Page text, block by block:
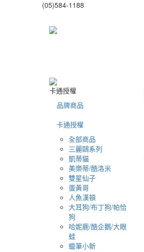
(05)584-1188
卡通授權
品牌商品
卡通授權
全部商品
三麗鷗系列
凱蒂貓
美樂蒂/酷洛米
雙星仙子
蛋黃哥
人魚漢頓
大耳狗/布丁狗/帕恰
狗
哈妮鹿/酷企鵝/大眼
蛙
蠟筆小新